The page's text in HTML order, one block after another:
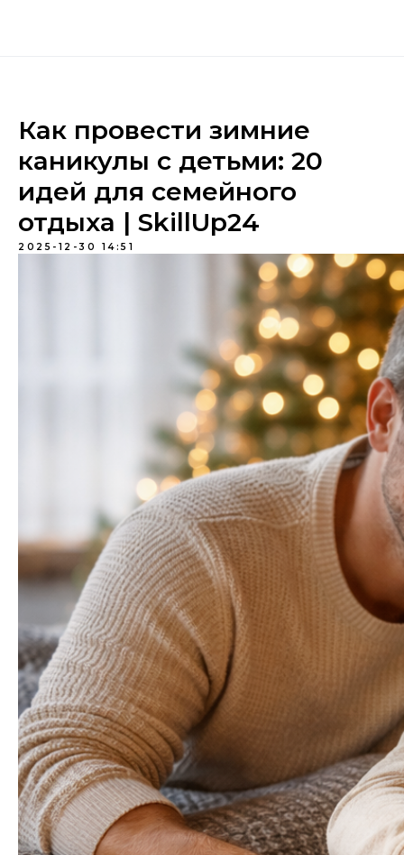
Как провести зимние
каникулы с детьми: 20
идей для семейного
отдыха | SkillUp24
2025-12-30 14:51